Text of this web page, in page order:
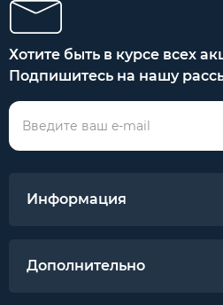
Хотите быть в курсе всех
Подпишитесь на нашу
Информация
Дополнительно